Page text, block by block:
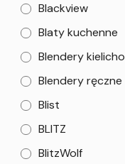
Blackview
Blaty kuchenne
Blendery
Blendery ręczne
Blist
BLITZ
BlitzWolf